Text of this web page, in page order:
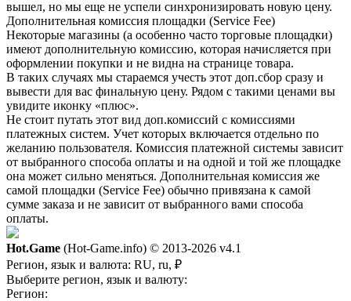
вышел, но мы еще не успели синхронизировать новую цену.
Дополнительная комиссия площадки (Service Fee)
Некоторые магазины (а особенно часто торговые площадки)
имеют дополнительную комиссию, которая начисляется при
оформлении покупки и не видна на странице товара.
В таких случаях мы стараемся учесть этот доп.сбор сразу и
вывести для вас финальную цену. Рядом с такими ценами вы
увидите иконку «плюс».
Не стоит путать этот вид доп.комиссий с комиссиями
платежных систем. Учет которых включается отдельно по
желанию пользователя. Комиссия платежной системы зависит
от выбранного способа оплаты и на одной и той же площадке
она может сильно меняться. Дополнительная комиссия же
самой площадки (Service Fee) обычно привязана к самой
сумме заказа и не зависит от выбранного вами способа
оплаты.
Hot.Game (Hot-Game.info) © 2013-2026 v4.1
Регион, язык и валюта: RU, ru, ₽
Выберите регион, язык и валюту:
Регион: